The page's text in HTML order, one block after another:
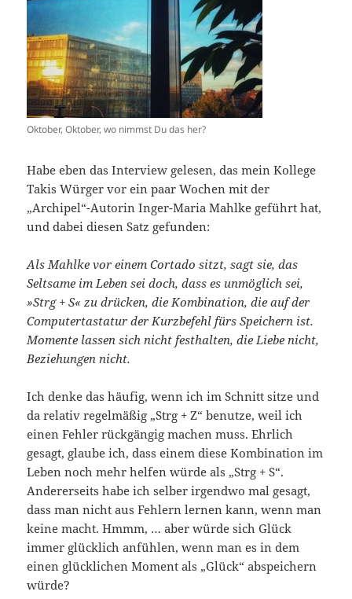
Oktober, Oktober, wo nimmst Du das her?
Habe eben das Interview gelesen, das mein Kollege
Takis Würger vor ein paar Wochen mit der
„Archipel“-Autorin Inger-Maria Mahlke geführt hat,
und dabei diesen Satz gefunden:
Als Mahlke vor einem Cortado sitzt, sagt sie, das
Seltsame im Leben sei doch, dass es unmöglich sei,
»Strg + S« zu drücken, die Kombination, die auf der
Computertastatur der Kurzbefehl fürs Speichern ist.
Momente lassen sich nicht festhalten, die Liebe nicht,
Beziehungen nicht.
Ich denke das häufig, wenn ich im Schnitt sitze und
da relativ regelmäßig „Strg + Z“ benutze, weil ich
einen Fehler rückgängig machen muss. Ehrlich
gesagt, glaube ich, dass einem diese Kombination im
Leben noch mehr helfen würde als „Strg + S“.
Andererseits habe ich selber irgendwo mal gesagt,
dass man nicht aus Fehlern lernen kann, wenn man
keine macht. Hmmm, … aber würde sich Glück
immer glücklich anfühlen, wenn man es in dem
einen glücklichen Moment als „Glück“ abspeichern
würde?